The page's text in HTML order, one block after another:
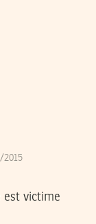
2015
est victime